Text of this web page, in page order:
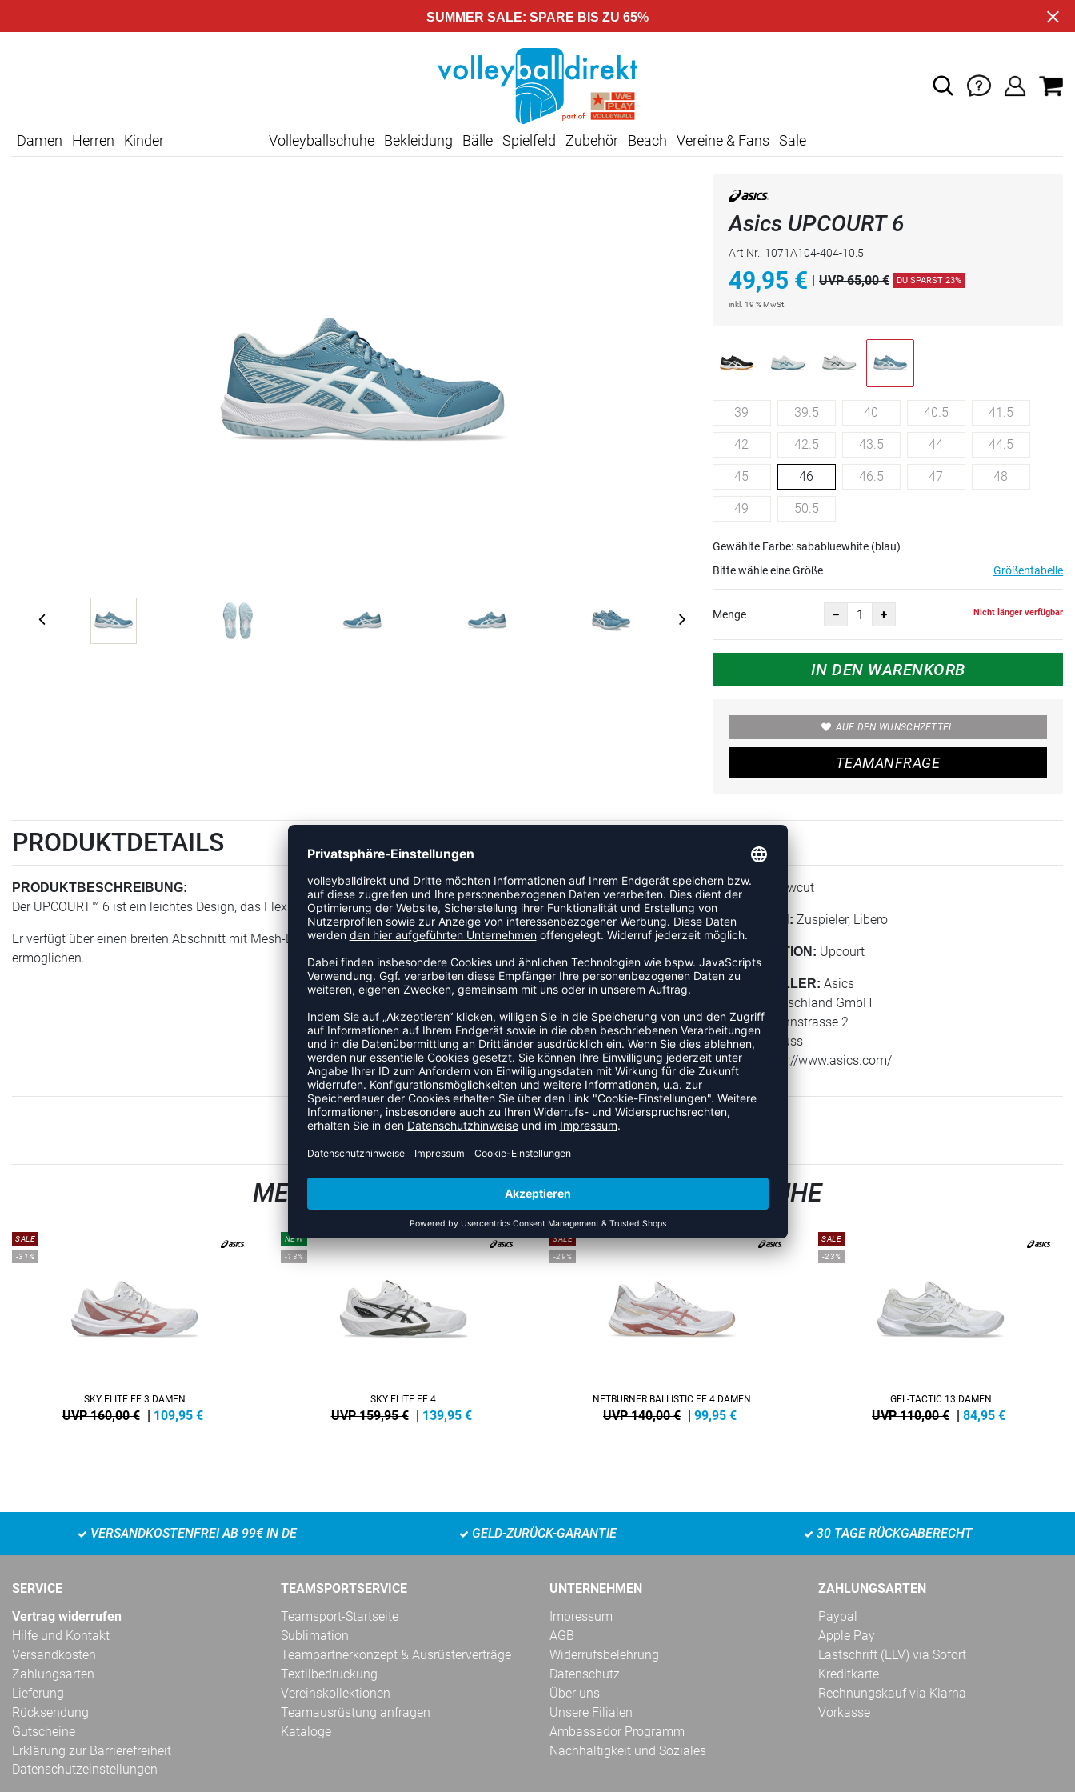
SUMMER SALE: SPARE BIS ZU 65%
Damen Herren Kinder Volleyballschuhe Bekleidung Bälle Spielfeld Zubehör Beach Vereine & Fans Sale
Asics UPCOURT 6
Art.Nr.: 1071A104-404-10.5
49,95 € | UVP 65,00 € DU SPARST 23%
inkl. 19 % MwSt.
39 39.5 40 40.5 41.5
42 42.5 43.5 44 44.5
45 46 46.5 47 48
49 50.5
Gewählte Farbe: sababluewhite (blau)
Bitte wähle eine Größe
Größentabelle
Menge Nicht länger verfügbar
IN DEN WARENKORB
AUF DEN WUNSCHZETTEL
TEAMANFRAGE
PRODUKTDETAILS
PRODUKTBESCHREIBUNG:
Der UPCOURT™ 6 ist ein leichtes Design, das Flexibilität und eine bequeme Passform bietet. ​
Er verfügt über einen breiten Abschnitt mit Mesh-Einsätzen, die eine weichere und anpassungsfähigere Passform
ermöglichen.
HÖHE: Lowcut
POSITION: Zuspieler, Libero
KOLLEKTION: Upcourt
HERSTELLER: Asics
Asics Deutschland GmbH
Hansemannstrasse 2
41468 Neuss
Web: https://www.asics.com/
ZULETZT ANGESEHEN
MEHR AUS DER KATEGORIE VOLLEYBALLSCHUHE
SALE
-31%
SKY ELITE FF 3 DAMEN
UVP 160,00 € | 109,95 €
NEW
-13%
SKY ELITE FF 4
UVP 159,95 € | 139,95 €
SALE
-29%
NETBURNER BALLISTIC FF 4 DAMEN
UVP 140,00 € | 99,95 €
SALE
-23%
GEL-TACTIC 13 DAMEN
UVP 110,00 € | 84,95 €
VERSANDKOSTENFREI AB 99€ IN DE GELD-ZURÜCK-GARANTIE 30 TAGE RÜCKGABERECHT
SERVICE
Vertrag widerrufen
Hilfe und Kontakt
Versandkosten
Zahlungsarten
Lieferung
Rücksendung
Gutscheine
Erklärung zur Barrierefreiheit
Datenschutzeinstellungen
TEAMSPORTSERVICE
Teamsport-Startseite
Sublimation
Teampartnerkonzept & Ausrüsterverträge
Textilbedruckung
Vereinskollektionen
Teamausrüstung anfragen
Kataloge
UNTERNEHMEN
Impressum
AGB
Widerrufsbelehrung
Datenschutz
Über uns
Unsere Filialen
Ambassador Programm
Nachhaltigkeit und Soziales
ZAHLUNGSARTEN
Paypal
Apple Pay
Lastschrift (ELV) via Sofort
Kreditkarte
Rechnungskauf via Klarna
Vorkasse